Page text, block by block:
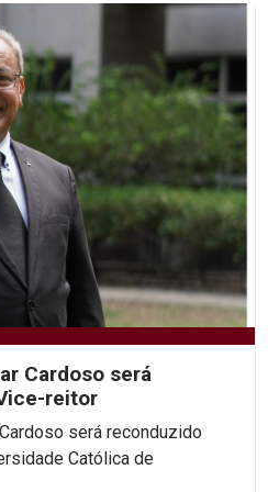
Cardoso será
reitor
será reconduzido
Católica de